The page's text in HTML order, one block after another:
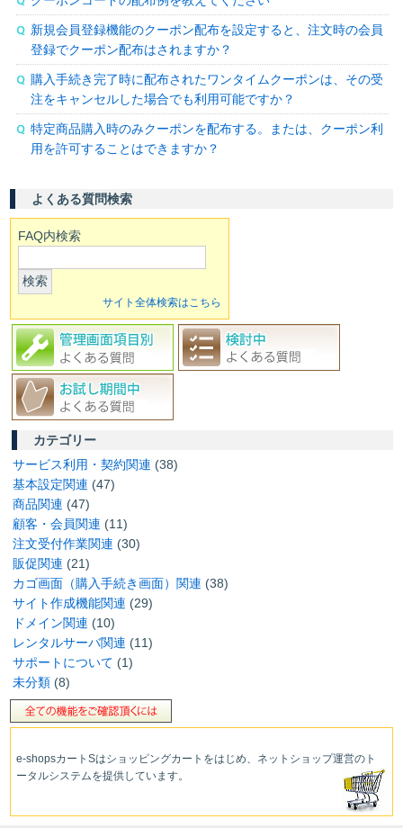
新規会員登録機能のクーポン配布を設定すると、注文時の会員
登録でクーポン配布はされますか？
購入手続き完了時に配布されたワンタイムクーポンは、その受
注をキャンセルした場合でも利用可能ですか？
特定商品購入時のみクーポンを配布する。または、クーポン利
用を許可することはできますか？
よくある質問検索
FAQ内検索
検索
サイト全体検索はこちら
カテゴリー
サービス利用・契約関連 (38)
基本設定関連 (47)
商品関連 (47)
顧客・会員関連 (11)
注文受付作業関連 (30)
販促関連 (21)
カゴ画面（購入手続き画面）関連 (38)
サイト作成機能関連 (29)
ドメイン関連 (10)
レンタルサーバ関連 (11)
サポートについて (1)
未分類(8)
e-shopsカートSはショッピングカートをはじめ、ネットショップ運営のト
ータルシステムを提供しています。